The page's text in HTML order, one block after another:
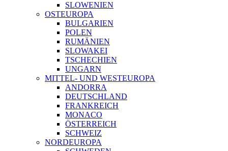
SLOWENIEN
OSTEUROPA
BULGARIEN
POLEN
RUMÄNIEN
SLOWAKEI
TSCHECHIEN
UNGARN
MITTEL- UND WESTEUROPA
ANDORRA
DEUTSCHLAND
FRANKREICH
MONACO
ÖSTERREICH
SCHWEIZ
NORDEUROPA